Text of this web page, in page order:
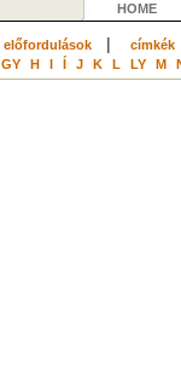
HOME
előfordulások| címkék
GY H I Í J K L LY M